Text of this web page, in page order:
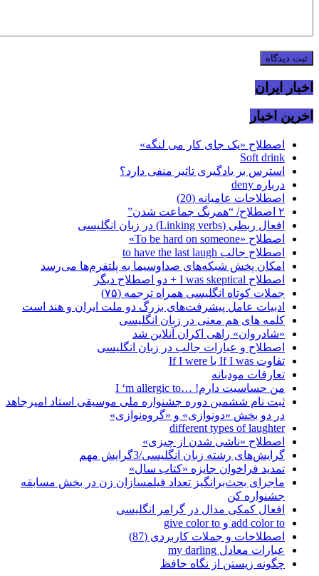
اخبار ایران
اخرین اخبار
اصطلاح «یک جای کار می لنگه»
Soft drink
استرس بر یادگیری تاثیر منفی دارد؟
درباره deny
اصطلاحات عامیانه (20)
۲ اصطلاح/ “همرنگ جماعت شدن”
افعال ربطی (Linking verbs) در زبان انگلیسی
اصطلاح «To be hard on someone»
اصطلاح جالب to have the last laugh
امکان پخش شبکه‌های صداوسیما به پلتفرم‌ها می‌رسد
اصطلاح I was skeptical + دو اصطلاح دیگر
جملات کوتاه انگلیسی همراه ترجمه (۷۵)
ادبیات عامل پیشرفت‌های بزرگ دو ملت ایران و هند است
کلمه های هم معنی در زبان انگلیسی
«شادروان» راهی اکران آنلاین شد
اصطلاح و عبارات جالب در زبان انگلیسی
تفاوت If I was با If I were
تعارفات مودبانه
من حساسیت دارم! …I ‘m allergic to
ثبت نام ششمین دوره جشنواره ملی موسیقی استاد امیرجاهد
در دو بخش «دونوازی» و «گروه‌نوازی»
different types of laughter
اصطلاح «ناشی شدن از چیزی»
گرایش‌های رشته زبان انگلیسی/3گرایش مهم
تمدید فراخوان جایزه «کتاب سال»
ماجرای بحث‌برانگیز تعداد فیلمسازان زن در بخش مسابقه
جشنواره کن
افعال کمکی مدال در گرامر انگلیسی
add color to و give color to
اصطلاحات و جملات کاربردی (87)
عبارات معادل my darling
چگونه زیستن از نگاه حافظ